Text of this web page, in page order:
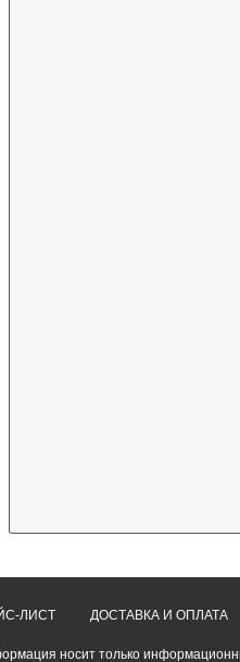
ЛИСТ ДОСТАВКА И ОПЛАТА
носит только